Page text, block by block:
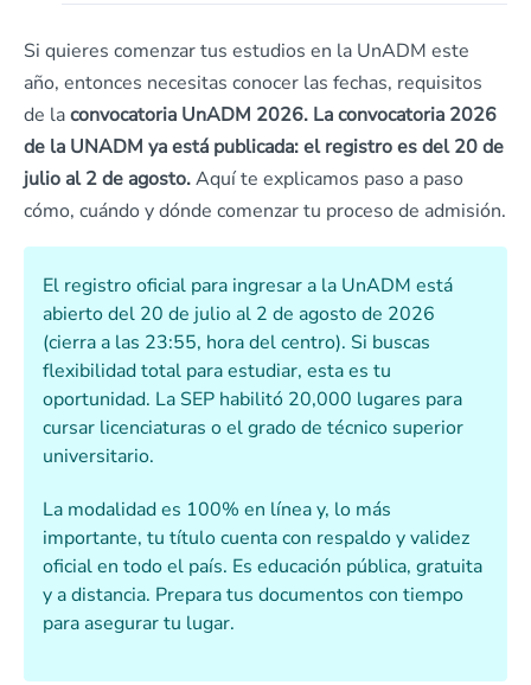
Si quieres comenzar tus estudios en la UnADM este
año, entonces necesitas conocer las fechas, requisitos
de laconvocatoria UnADM 2026. La convocatoria 2026
de la UNADM ya está publicada: el registro es del 20 de
julio al 2 de agosto.Aquí te explicamos paso a paso
cómo, cuándo y dónde comenzar tu proceso de admisión.
El registro oficial para ingresar a la UnADM está
abierto del 20 de julio al 2 de agosto de 2026
(cierra a las 23:55, hora del centro). Si buscas
flexibilidad total para estudiar, esta es tu
oportunidad. La SEP habilitó 20,000 lugares para
cursar licenciaturas o el grado de técnico superior
universitario.
La modalidad es 100% en línea y, lo más
importante, tu título cuenta con respaldo y validez
oficial en todo el país. Es educación pública, gratuita
y a distancia. Prepara tus documentos con tiempo
para asegurar tu lugar.